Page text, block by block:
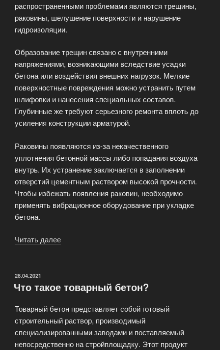
распространенными проблемами являются трещины,
раковины, шелушение поверхности и нарушение
гидроизоляции.
Образование трещин связано с внутренними
напряжениями, возникающими вследствие усадки
бетона или воздействия внешних нагрузок. Мелкие
поверхностные повреждения можно устранить путем
шлифовки и нанесения специальных составов.
Глубинные же требуют серьезного ремонта вплоть до
усиления конструкции арматурой.
Раковины появляются из-за некачественного
уплотнения бетонной массы либо попадания воздуха
внутрь. Их устранение заключается в заполнении
отверстий цементным раствором высокой прочности.
Чтобы избежать появления раковин, необходимо
применять вибрационное оборудование при укладке
бетона.
Читать далее
и
их
устранения»
ОПУБЛИКОВАНО
28.04.2021
Что такое товарный бетон?
Товарный бетон представляет собой готовый
строительный раствор, производимый
специализированными заводами и поставляемый
непосредственно на стройплощадку. Этот продукт